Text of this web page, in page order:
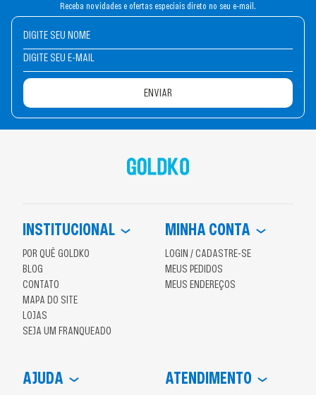
Receba novidades e ofertas especiais direto no seu e-mail.
ENVIAR
INSTITUCIONAL
POR QUÊ GOLDKO
BLOG
CONTATO
MAPA DO SITE
LOJAS
SEJA UM FRANQUEADO
MINHA CONTA
LOGIN / CADASTRE-SE
MEUS PEDIDOS
MEUS ENDEREÇOS
AJUDA ATENDIMENTO